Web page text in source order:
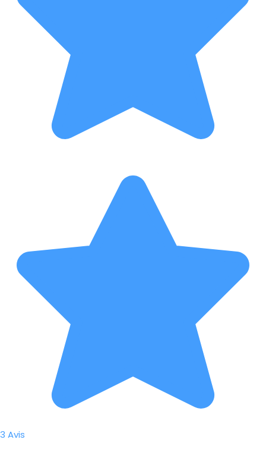
3 Avis